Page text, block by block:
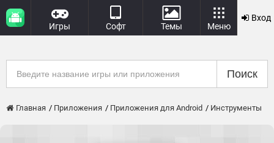
Игры Софт Темы Меню
Вход
Поиск
Главная Приложения Приложения для Android Инструменты